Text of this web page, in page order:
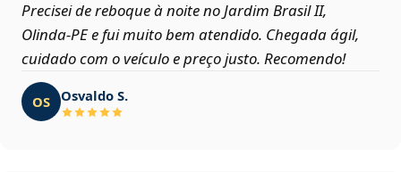
Precisei de reboque à noite no Jardim Brasil II,
Olinda‑PE e fui muito bem atendido. Chegada ágil,
cuidado com o veículo e preço justo. Recomendo!
OS Osvaldo S.